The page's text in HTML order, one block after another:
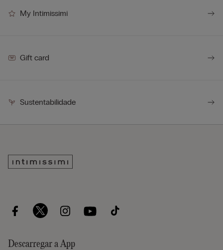
My Intimissimi
Gift card
Sustentabilidade
Descarregar a App